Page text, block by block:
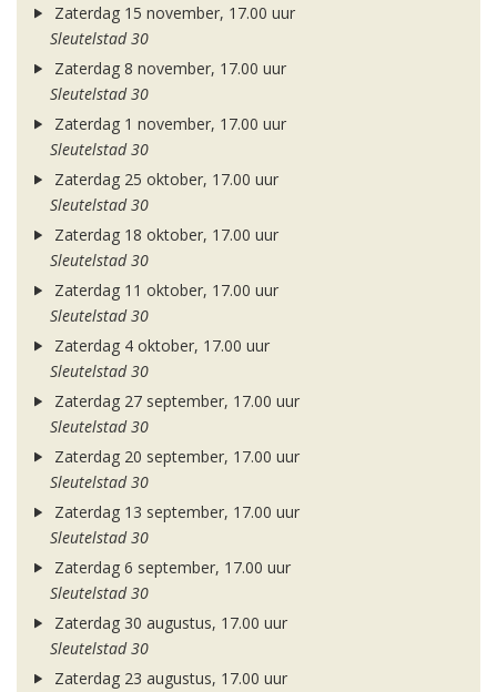
Zaterdag 15 november, 17.00 uur
Sleutelstad 30
Zaterdag 8 november, 17.00 uur
Sleutelstad 30
Zaterdag 1 november, 17.00 uur
Sleutelstad 30
Zaterdag 25 oktober, 17.00 uur
Sleutelstad 30
Zaterdag 18 oktober, 17.00 uur
Sleutelstad 30
Zaterdag 11 oktober, 17.00 uur
Sleutelstad 30
Zaterdag 4 oktober, 17.00 uur
Sleutelstad 30
Zaterdag 27 september, 17.00 uur
Sleutelstad 30
Zaterdag 20 september, 17.00 uur
Sleutelstad 30
Zaterdag 13 september, 17.00 uur
Sleutelstad 30
Zaterdag 6 september, 17.00 uur
Sleutelstad 30
Zaterdag 30 augustus, 17.00 uur
Sleutelstad 30
Zaterdag 23 augustus, 17.00 uur